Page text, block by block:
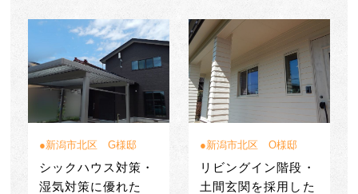
新潟市北区 G様邸
シックハウス対策・
湿気対策に優れた
新潟市北区 O様邸
リビングイン階段・
土間玄関を採用した